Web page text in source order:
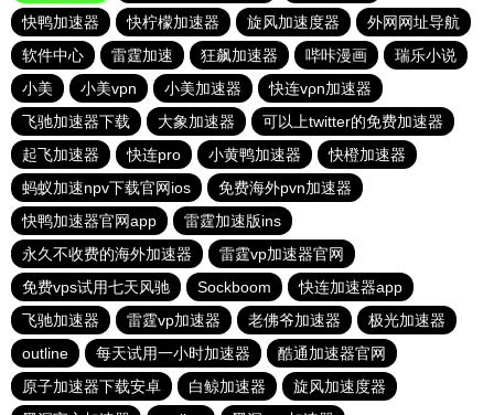
快鸭加速器
快柠檬加速器 旋风加速度器
外网网址导航
软件中心
雷霆加速 狂飙加速器 哔咔漫画
瑞乐小说
小美
小美vpn 小美加速器
快连vρn加速器
飞驰加速器下载
大象加速器
可以上twitter的免费加速器
起飞加速器
快连pro 小黄鸭加速器
快橙加速器
蚂蚁加速npv下载官网ios
免费海外pvn加速器
快鸭加速器官网app
雷霆加速版ins
永久不收费的海外加速器
雷霆vp加速器官网
免费vps试用七天风驰
Sockboom
快连加速器app
飞驰加速器
雷霆vp加速器 老佛爷加速器
极光加速器
outline
每天试用一小时加速器
酷通加速器官网
原子加速器下载安卓
白鲸加速器
旋风加速度器